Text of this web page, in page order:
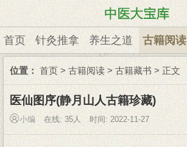
首页 针灸推拿 养生之道 古籍阅读
位置： 首页 > 古籍阅读 > 古籍藏书 > 正文
医仙图序(静月山人古籍珍藏)
小编 在线: 35人 时间: 2022-11-27